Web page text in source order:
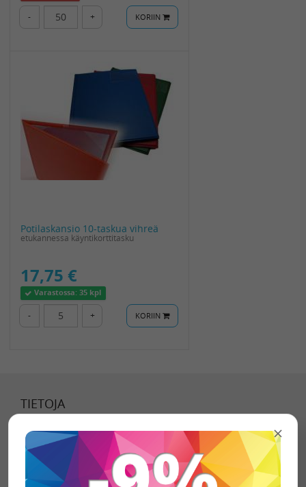
- + KORIIN
Potilaskansio 10-taskua vihreä
etukannessa käyntikorttitasku
17,75 €
Varastossa:35 kpl
- + KORIIN
TIETOJA
Tietoa meistä
Toimitustavat